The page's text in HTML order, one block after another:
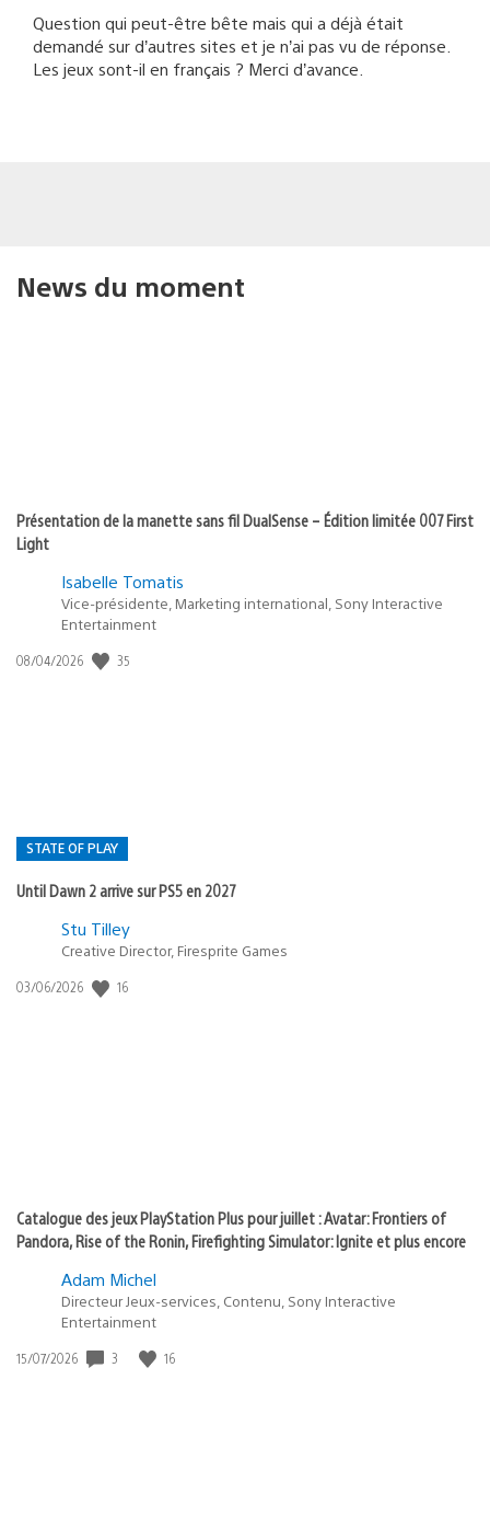
Question qui peut-être bête mais qui a déjà était
demandé sur d’autres sites et je n’ai pas vu de réponse.
Les jeux sont-il en français ? Merci d’avance.
News du moment
Présentation de la manette sans fil DualSense – Édition limitée 007 First
Light
Isabelle Tomatis
Vice-présidente, Marketing international, Sony Interactive
Entertainment
Date
08/04/2026 35
STATE OF PLAY
Until Dawn 2 arrive sur PS5 en 2027
Postée
:
Stu Tilley
Creative Director, Firesprite Games
Date
03/06/2026 16
Catalogue des jeux PlayStation Plus pour juillet : Avatar: Frontiers of
Pandora, Rise of the Ronin, Firefighting Simulator: Ignite et plus encore
Adam Michel
Directeur Jeux-services, Contenu, Sony Interactive
Entertainment
Date
15/07/2026 3 16